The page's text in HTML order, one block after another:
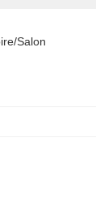
salon